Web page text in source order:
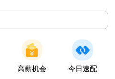
高薪机会 今日速配